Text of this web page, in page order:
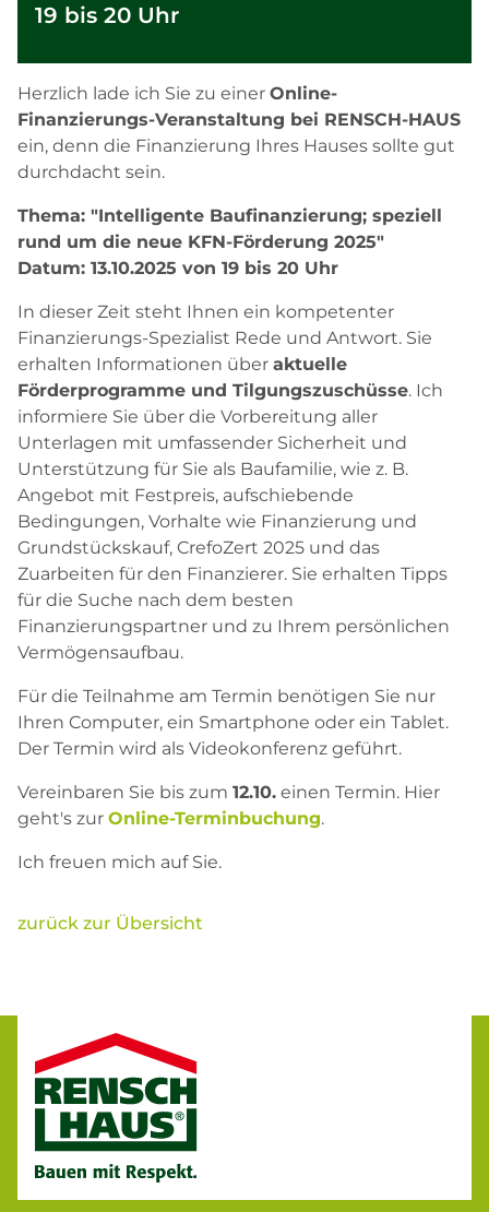
19 bis 20 Uhr
Herzlich lade ich Sie zu einer Online-
Finanzierungs-Veranstaltung bei RENSCH-HAUS
ein, denn die Finanzierung Ihres Hauses sollte gut
durchdacht sein.
Thema: "Intelligente Baufinanzierung; speziell
rund um die neue KFN-Förderung 2025"
Datum: 13.10.2025 von 19 bis 20 Uhr
In dieser Zeit steht Ihnen ein kompetenter
Finanzierungs-Spezialist Rede und Antwort. Sie
erhalten Informationen über aktuelle
Förderprogramme und Tilgungszuschüsse. Ich
informiere Sie über die Vorbereitung aller
Unterlagen mit umfassender Sicherheit und
Unterstützung für Sie als Baufamilie, wie z. B.
Angebot mit Festpreis, aufschiebende
Bedingungen, Vorhalte wie Finanzierung und
Grundstückskauf, CrefoZert 2025 und das
Zuarbeiten für den Finanzierer. Sie erhalten Tipps
für die Suche nach dem besten
Finanzierungspartner und zu Ihrem persönlichen
Vermögensaufbau.
Für die Teilnahme am Termin benötigen Sie nur
Ihren Computer, ein Smartphone oder ein Tablet.
Der Termin wird als Videokonferenz geführt.
Vereinbaren Sie bis zum 12.10. einen Termin. Hier
geht's zur Online-Terminbuchung.
Ich freuen mich auf Sie.
zurück zur Übersicht